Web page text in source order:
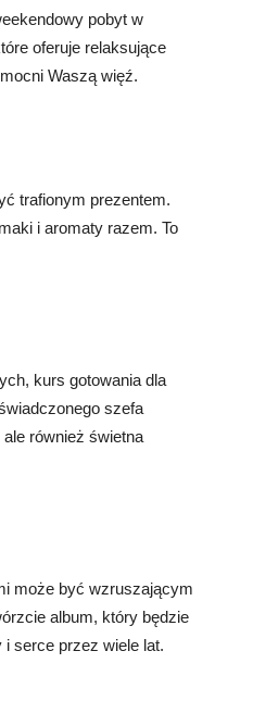
pobyt w
oferuje relaksujące
Waszą więź.
trafionym prezentem.
i aromaty razem. To
kurs gotowania dla
szefa
również świetna
może być wzruszającym
album, który będzie
i serce przez wiele lat.